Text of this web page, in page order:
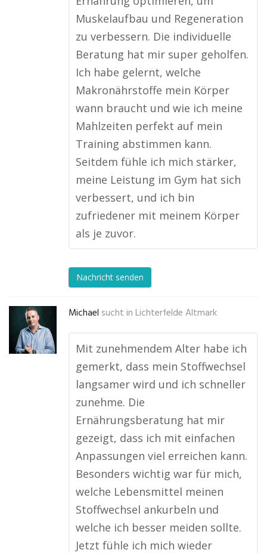
Muskelaufbau und Regeneration
zu verbessern. Die individuelle
Beratung hat mir super geholfen.
Ich habe gelernt, welche
Makronährstoffe mein Körper
wann braucht und wie ich meine
Mahlzeiten perfekt auf mein
Training abstimmen kann.
Seitdem fühle ich mich stärker,
meine Leistung im Gym hat sich
verbessert, und ich bin
zufriedener mit meinem Körper
als je zuvor.
Nachricht senden
Michael sucht in Lichterfelde Altmark
Mit zunehmendem Alter habe ich
gemerkt, dass mein Stoffwechsel
langsamer wird und ich schneller
zunehme. Die
Ernährungsberatung hat mir
gezeigt, dass ich mit einfachen
Anpassungen viel erreichen kann.
Besonders wichtig war für mich,
welche Lebensmittel meinen
Stoffwechsel ankurbeln und
welche ich besser meiden sollte.
Jetzt fühle ich mich wieder